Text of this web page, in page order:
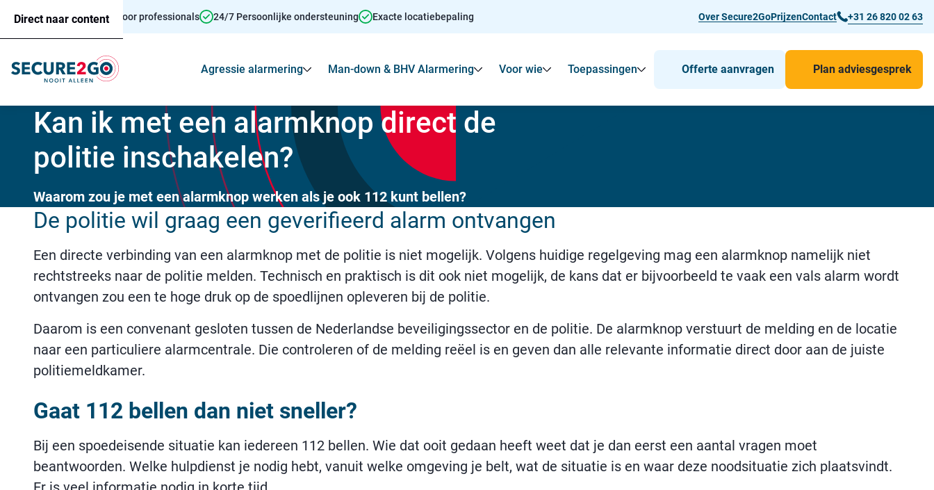
Direct naar content
Persoonsalarmering voor professionals 24/7 Persoonlijke ondersteuning Exacte locatiebepaling Over Secure2GoPrijzenContact +31 26 820 02 63
Agressie alarmering Toon Submenu voor Agressie alarmering
Man-down & BHV Alarmering Toon Submenu voor Man-down & BHV Alarmering
Voor wie Toon Submenu voor Voor wie
Toepassingen Toon Submenu voor Toepassingen
Offerte aanvragen Plan adviesgesprek
Kan ik met een alarmknop direct de
politie inschakelen?
Waarom zou je met een alarmknop werken als je ook 112 kunt bellen?
De politie wil graag een geverifieerd alarm ontvangen
Een directe verbinding van een alarmknop met de politie is niet mogelijk. Volgens huidige regelgeving mag een alarmknop namelijk niet
rechtstreeks naar de politie melden. Technisch en praktisch is dit ook niet mogelijk, de kans dat er bijvoorbeeld te vaak een vals alarm wordt
ontvangen zou een te hoge druk op de spoedlijnen opleveren bij de politie.
Daarom is een convenant gesloten tussen de Nederlandse beveiligingssector en de politie. De alarmknop verstuurt de melding en de locatie
naar een particuliere alarmcentrale. Die controleren of de melding reëel is en geven dan alle relevante informatie direct door aan de juiste
politiemeldkamer.
Gaat 112 bellen dan niet sneller?
Bij een spoedeisende situatie kan iedereen 112 bellen. Wie dat ooit gedaan heeft weet dat je dan eerst een aantal vragen moet
beantwoorden. Welke hulpdienst je nodig hebt, vanuit welke omgeving je belt, wat de situatie is en waar deze noodsituatie zich plaatsvindt.